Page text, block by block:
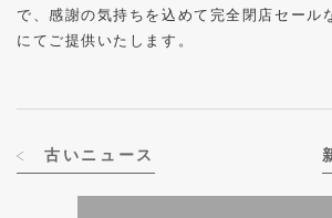
で、感謝の気持ちを込めて完全閉店セール
にてご提供いたします。
古いニュース